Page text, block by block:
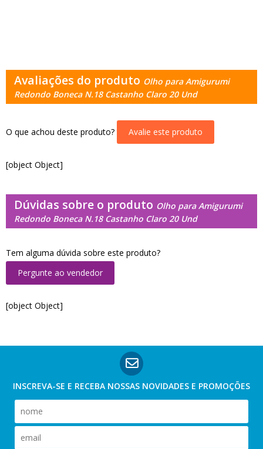
Avaliações do produto Olho para Amigurumi
Redondo Boneca N.18 Castanho Claro 20 Und
O que achou deste produto? Avalie este produto
[object Object]
Dúvidas sobre o produto Olho para Amigurumi
Redondo Boneca N.18 Castanho Claro 20 Und
Tem alguma dúvida sobre este produto?
Pergunte ao vendedor
[object Object]
INSCREVA-SE E RECEBA NOSSAS NOVIDADES E PROMOÇÕES